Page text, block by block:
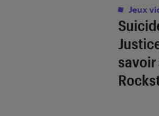
savoir
Jeux